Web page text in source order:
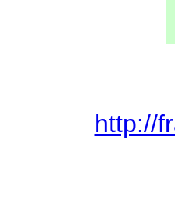
http://